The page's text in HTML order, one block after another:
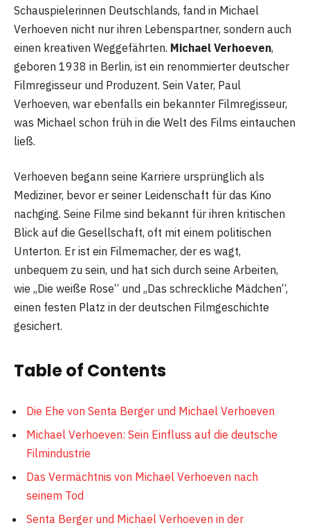
Schauspielerinnen Deutschlands, fand in Michael
Verhoeven nicht nur ihren Lebenspartner, sondern auch
einen kreativen Weggefährten. Michael Verhoeven,
geboren 1938 in Berlin, ist ein renommierter deutscher
Filmregisseur und Produzent. Sein Vater, Paul
Verhoeven, war ebenfalls ein bekannter Filmregisseur,
was Michael schon früh in die Welt des Films eintauchen
ließ.
Verhoeven begann seine Karriere ursprünglich als
Mediziner, bevor er seiner Leidenschaft für das Kino
nachging. Seine Filme sind bekannt für ihren kritischen
Blick auf die Gesellschaft, oft mit einem politischen
Unterton. Er ist ein Filmemacher, der es wagt,
unbequem zu sein, und hat sich durch seine Arbeiten,
wie „Die weiße Rose“ und „Das schreckliche Mädchen“,
einen festen Platz in der deutschen Filmgeschichte
gesichert.
Table of Contents
Die Ehe von Senta Berger und Michael Verhoeven
Michael Verhoeven: Sein Einfluss auf die deutsche
Filmindustrie
Das Vermächtnis von Michael Verhoeven nach
seinem Tod
Senta Berger und Michael Verhoeven in der